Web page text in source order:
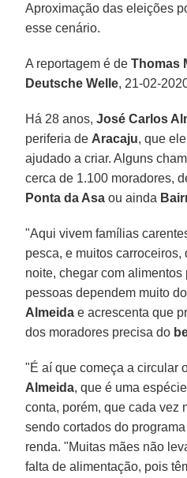
Aproximação das eleições
esse cenário.
A reportagem é deThomas
Deutsche Welle, 21-02-
Há 28 anos,José Carlos
periferia de Aracaju, que
ajudado a criar. Alguns
cerca de 1.100 moradores,
Ponta da Asa ou ainda
"Aqui vivem famílias
pesca, e muitos carroceiros,
noite, chegar com
pessoas dependem muito do
Almeida e acrescenta que
dos moradores precisa do
"É aí que começa a circular
Almeida, que é uma
conta, porém, que cada vez
sendo cortados do
renda. "Muitas mães não
falta de alimentação, pois